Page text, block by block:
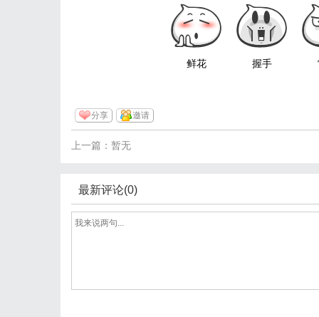
鲜花 握手
分享 邀请
上一篇：暂无
最新评论(0)